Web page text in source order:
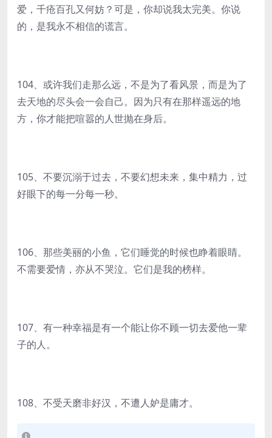
爱，千疮百孔又何妨？可是，你却说我太完美。你说
的，是我永不相信的谎言。
104、或许我们走那么远，不是为了看风景，而是为了
去天地的尽头会一会自己。因为只有在那样遥远的地
方，你才能把喧嚣的人世抛在身后。
105、不要沉溺于过去，不要幻想未来，集中精力，过
好眼下的每一分每一秒。
106、那些美丽的小鱼，它们睡觉的时候也睁着眼睛。
不需要爱情，亦从不哭泣。它们是我的榜样。
107、有一种幸福是有一个能让你不顾一切去爱他一辈
子的人。
108、不受天磨非好汉，不遭人妒是庸才。